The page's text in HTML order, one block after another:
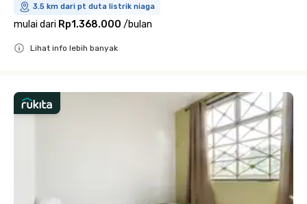
3.5 km dari pt duta listrik niaga
mulai dari Rp1.368.000 /bulan
Lihat info lebih banyak